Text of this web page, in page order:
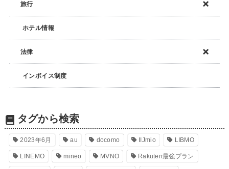
旅行
ホテル情報
法律
インボイス制度
タグから検索
2023年6月 au docomo IIJmio LIBMO
LINEMO mineo MVNO Rakuten最強プラン